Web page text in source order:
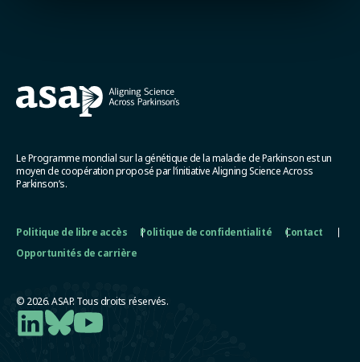
Le Programme mondial sur la génétique de la maladie de Parkinson est un
moyen de coopération proposé par l’initiative Aligning Science Across
Parkinson’s.
Politique de libre accès Politique de confidentialité
Contact
Opportunités de carrière
© 2026. ASAP. Tous droits réservés.